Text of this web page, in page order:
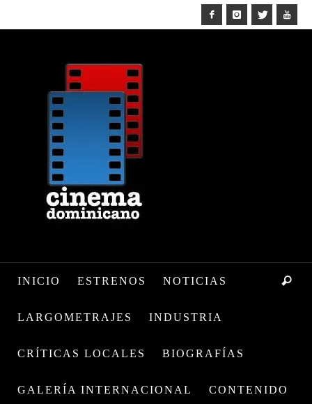
INICIO ESTRENOS NOTICIAS
LARGOMETRAJES INDUSTRIA
CRÍTICAS LOCALES BIOGRAFÍAS
GALERÍA INTERNACIONAL CONTENIDO